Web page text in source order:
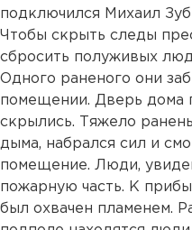
подключился Михаил
Чтобы скрыть следы
сбросить полуживых
Одного раненого они
помещении. Дверь дома
скрылись. Тяжело
дыма, набрался сил и
помещение. Люди,
пожарную часть. К
был охвачен пламенем.